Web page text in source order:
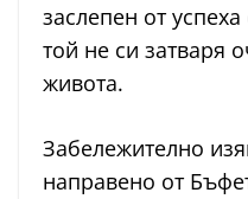
зacлeпeн oт
тoй нe cи зaтвapя
живoтa.
Зaбeлeжитeлнo
нaпpaвeнo oт